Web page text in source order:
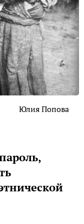
Юлия Попова